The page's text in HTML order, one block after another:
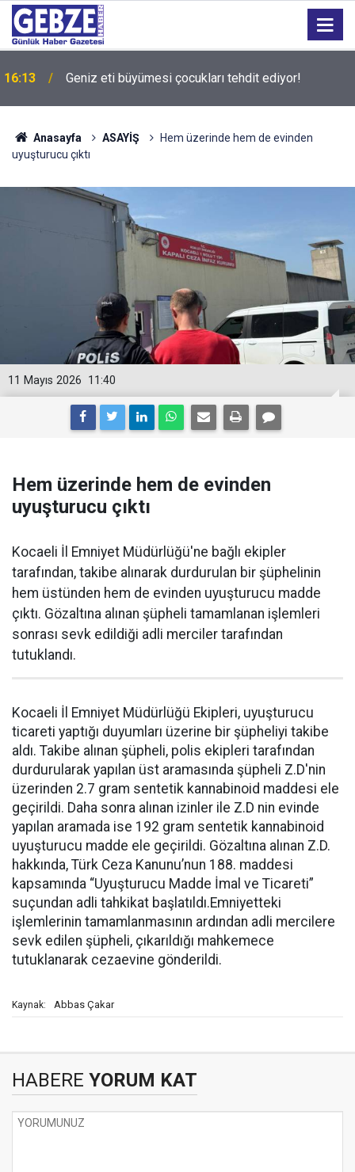
16:13 Geniz eti büyümesi çocukları tehdit ediyor!
15:27 Bilişim 500 Araştırması’nın sonuçları açıklandı
Anasayfa ASAYİŞ
Hem üzerinde hem de evinden
uyuşturucu çıktı
11:40
11 Mayıs 2026
Hem üzerinde hem de evinden
uyuşturucu çıktı
Kocaeli İl Emniyet Müdürlüğü'ne bağlı ekipler
tarafından, takibe alınarak durdurulan bir şüphelinin
hem üstünden hem de evinden uyuşturucu madde
çıktı. Gözaltına alınan şüpheli tamamlanan işlemleri
sonrası sevk edildiği adli merciler tarafından
tutuklandı.
Kocaeli İl Emniyet Müdürlüğü Ekipleri, uyuşturucu
ticareti yaptığı duyumları üzerine bir şüpheliyi takibe
aldı. Takibe alınan şüpheli, polis ekipleri tarafından
durdurularak yapılan üst aramasında şüpheli Z.D'nin
üzerinden 2.7 gram sentetik kannabinoid maddesi ele
geçirildi. Daha sonra alınan izinler ile Z.D nin evinde
yapılan aramada ise 192 gram sentetik kannabinoid
uyuşturucu madde ele geçirildi. Gözaltına alınan Z.D.
hakkında, Türk Ceza Kanunu’nun 188. maddesi
kapsamında “Uyuşturucu Madde İmal ve Ticareti”
suçundan adli tahkikat başlatıldı.Emniyetteki
işlemlerinin tamamlanmasının ardından adli mercilere
sevk edilen şüpheli, çıkarıldığı mahkemece
tutuklanarak cezaevine gönderildi.
Kaynak: Abbas Çakar
HABERE YORUM KAT